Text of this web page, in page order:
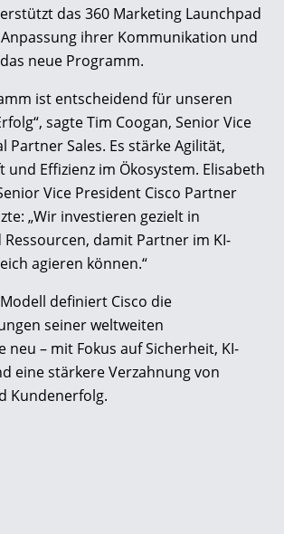
das 360 Marketing Launchpad
ihrer Kommunikation und
neue Programm.
ist entscheidend für unseren
sagte Tim Coogan, Senior Vice
Partner Sales. Es stärke Agilität,
Effizienz im Ökosystem. Elisabeth
Vice President Cisco Partner
„Wir investieren gezielt in
Ressourcen, damit Partner im KI-
agieren können.“
definiert Cisco die
seiner weltweiten
neu – mit Fokus auf Sicherheit, KI-
eine stärkere Verzahnung von
Kundenerfolg.